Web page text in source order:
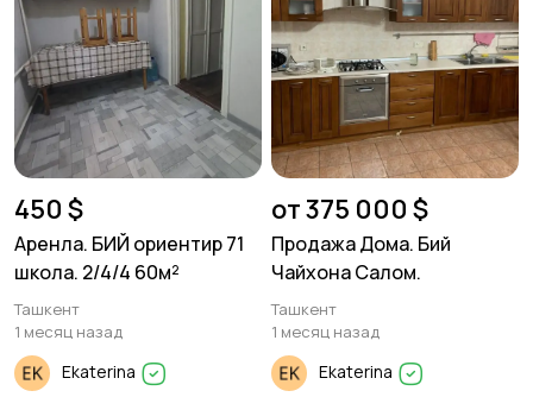
450 $
Аренла. БИЙ ориентир 71
школа. 2/4/4 60м²
Ташкент
1 месяц назад
Ekaterina
от 375 000 $
Продажа Дома. Бий
Чайхона Салом.
Ташкент
1 месяц назад
Ekaterina